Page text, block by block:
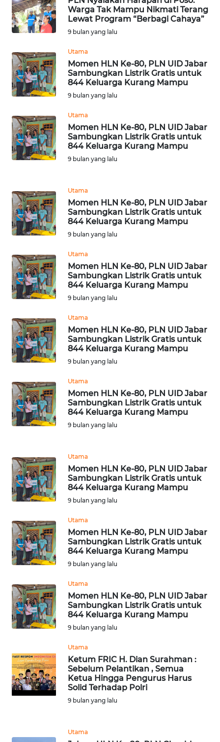
Warga Tak Mampu Nikmati Terang
Lewat Program “Berbagi Cahaya”
9 bulan yang lalu
Utama
Momen HLN Ke-80, PLN UID Jabar
Sambungkan Listrik Gratis untuk
844 Keluarga Kurang Mampu
9 bulan yang lalu
Utama
Momen HLN Ke-80, PLN UID Jabar
Sambungkan Listrik Gratis untuk
844 Keluarga Kurang Mampu
9 bulan yang lalu
Utama
Momen HLN Ke-80, PLN UID Jabar
Sambungkan Listrik Gratis untuk
844 Keluarga Kurang Mampu
9 bulan yang lalu
Utama
Momen HLN Ke-80, PLN UID Jabar
Sambungkan Listrik Gratis untuk
844 Keluarga Kurang Mampu
9 bulan yang lalu
Utama
Momen HLN Ke-80, PLN UID Jabar
Sambungkan Listrik Gratis untuk
844 Keluarga Kurang Mampu
9 bulan yang lalu
Utama
Momen HLN Ke-80, PLN UID Jabar
Sambungkan Listrik Gratis untuk
844 Keluarga Kurang Mampu
9 bulan yang lalu
Utama
Momen HLN Ke-80, PLN UID Jabar
Sambungkan Listrik Gratis untuk
844 Keluarga Kurang Mampu
9 bulan yang lalu
Utama
Momen HLN Ke-80, PLN UID Jabar
Sambungkan Listrik Gratis untuk
844 Keluarga Kurang Mampu
9 bulan yang lalu
Utama
Momen HLN Ke-80, PLN UID Jabar
Sambungkan Listrik Gratis untuk
844 Keluarga Kurang Mampu
9 bulan yang lalu
Utama
Ketum FRIC H. Dian Surahman :
Sebelum Pelantikan , Semua
Ketua Hingga Pengurus Harus
Solid Terhadap Polri
9 bulan yang lalu
Utama
WN
PAPUA
WN
PAPUA
BARAT
WN
WN
SERAMBI
WN
SULTRA
NTB
WN
SULTENG
WN
SULBAR
WN
BABEL
WN
SUMBAR
WN
WN
BENGKULU
WN
WN
JATENG
NUSANTARA
WN
JOGJA
JATIM
WN
BALI